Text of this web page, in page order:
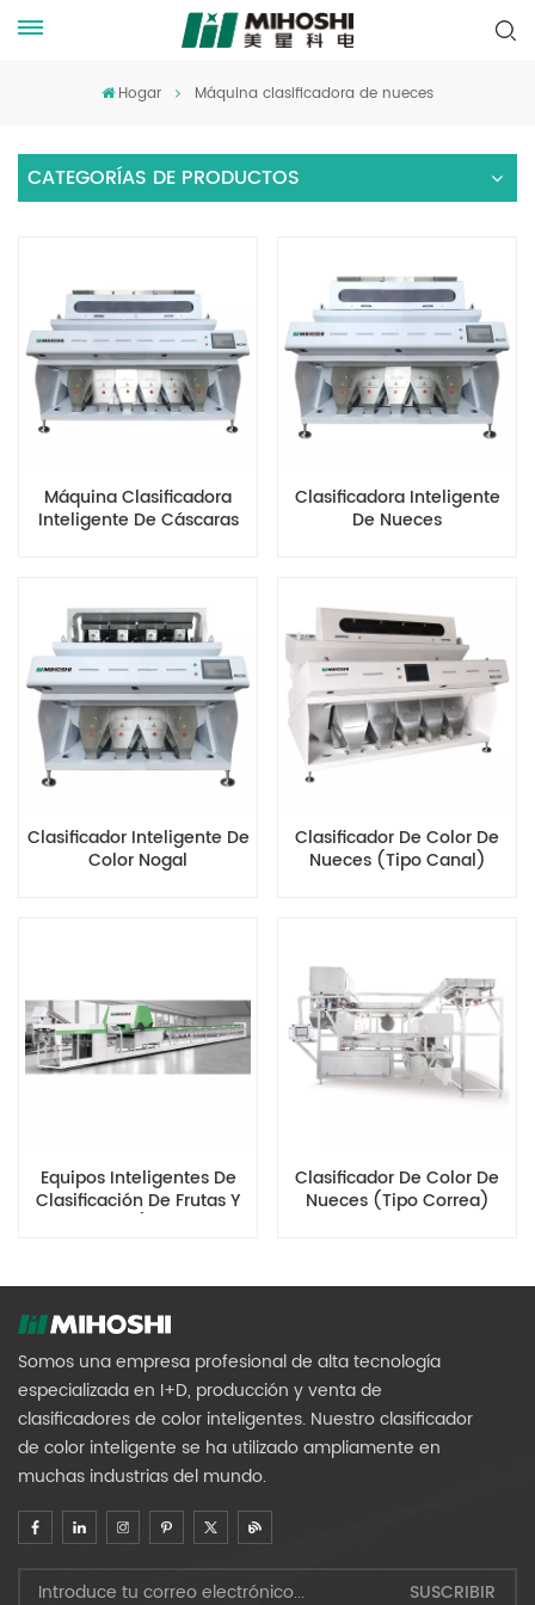
Hogar Máquina clasificadora de nueces
CATEGORÍAS DE PRODUCTOS
Máquina Clasificadora
Inteligente De Cáscaras
Clasificadora Inteligente
De Nueces
Clasificador Inteligente De
Color Nogal
Clasificador De Color De
Nueces (tipo Canal)
Equipos Inteligentes De
Clasificación De Frutas Y
Clasificador De Color De
Nueces (tipo Correa)
Somos una empresa profesional de alta tecnología
especializada en I+D, producción y venta de
clasificadores de color inteligentes. Nuestro clasificador
de color inteligente se ha utilizado ampliamente en
muchas industrias del mundo.